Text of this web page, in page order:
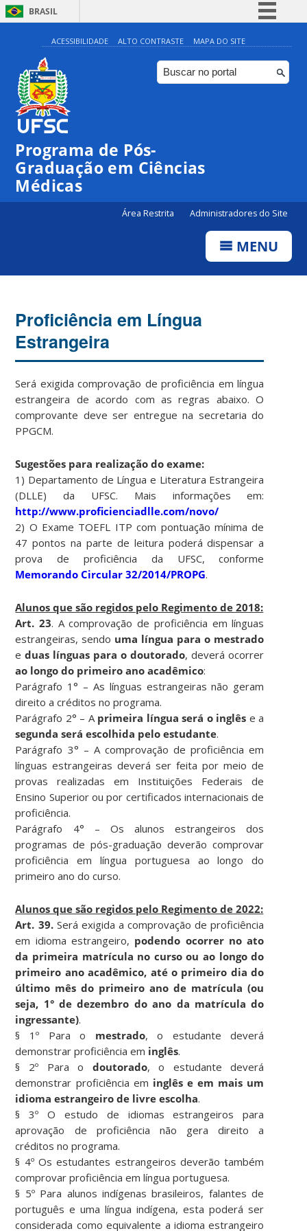
BRASIL
Simplifique!
Comunica BR
Participe
ACESSIBILIDADE ALTO CONTRASTE MAPA DO SITE
Programa de Pós-
Graduação em Ciências
Médicas
Área Restrita Administradores do Site
MENU
Proficiência em Língua
Estrangeira
Será exigida comprovação de proficiência em língua
estrangeira de acordo com as regras abaixo. O
comprovante deve ser entregue na secretaria do
PPGCM.
Sugestões para realização do exame:
1) Departamento de Língua e Literatura Estrangeira
(DLLE) da UFSC. Mais informações em:
http://www.proficienciadlle.com/novo/
2) O Exame TOEFL ITP com pontuação mínima de
47 pontos na parte de leitura poderá dispensar a
prova de proficiência da UFSC, conforme
Memorando Circular 32/2014/PROPG.
Alunos que são regidos pelo Regimento de 2018:
Art. 23. A comprovação de proficiência em línguas
estrangeiras, sendo uma língua para o mestrado
eduas línguas para o doutorado, deverá ocorrer
ao longo do primeiro ano acadêmico:
Parágrafo 1° – As línguas estrangeiras não geram
direito a créditos no programa.
Parágrafo 2° – A primeira língua será o inglês e a
segunda será escolhida pelo estudante.
Parágrafo 3° – A comprovação de proficiência em
línguas estrangeiras deverá ser feita por meio de
provas realizadas em Instituições Federais de
Ensino Superior ou por certificados internacionais de
proficiência.
Parágrafo 4° – Os alunos estrangeiros dos
programas de pós-graduação deverão comprovar
proficiência em língua portuguesa ao longo do
primeiro ano do curso.
Alunos que são regidos pelo Regimento de 2022:
Art. 39.Será exigida a comprovação de proficiência
em idioma estrangeiro, podendo ocorrer no ato
da primeira matrícula no curso ou ao longo do
primeiro ano acadêmico, até o primeiro dia do
último mês do primeiro ano de matrícula (ou
seja, 1° de dezembro do ano da matrícula do
ingressante).
§ 1º Para o mestrado, o estudante deverá
demonstrar proficiência em inglês.
§ 2º Para o doutorado, o estudante deverá
demonstrar proficiência em inglês e em mais um
idioma estrangeiro de livre escolha.
§ 3º O estudo de idiomas estrangeiros para
aprovação de proficiência não gera direito a
créditos no programa.
§ 4º Os estudantes estrangeiros deverão também
comprovar proficiência em língua portuguesa.
§ 5º Para alunos indígenas brasileiros, falantes de
português e uma língua indígena, esta poderá ser
considerada como equivalente a idioma estrangeiro